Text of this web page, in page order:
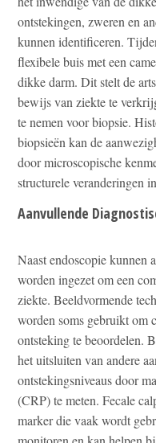
ontstekingen, zweren en
kunnen identificeren.
flexibele buis met een
dikke darm. Dit stelt de
bewijs van ziekte te
te nemen voor biopsie.
biopsieën kan de
door microscopische
structurele veranderingen
Aanvullende
Naast endoscopie kunnen
worden ingezet om een
ziekte. Beeldvormende
worden soms gebruikt om
ontsteking te beoordelen.
het uitsluiten van andere
ontstekingsniveaus door
(CRP) te meten. Fecale
marker die vaak wordt